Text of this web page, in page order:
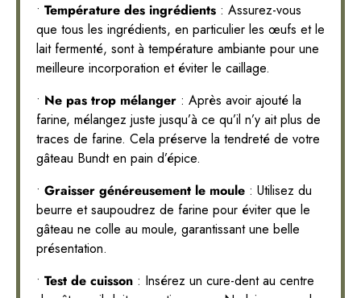
• Température des ingrédients : Assurez-vous
que tous les ingrédients, en particulier les œufs et le
lait fermenté, sont à température ambiante pour une
meilleure incorporation et éviter le caillage.
• Ne pas trop mélanger : Après avoir ajouté la
farine, mélangez juste jusqu’à ce qu’il n’y ait plus de
traces de farine. Cela préserve la tendreté de votre
gâteau Bundt en pain d’épice.
• Graisser généreusement le moule : Utilisez du
beurre et saupoudrez de farine pour éviter que le
gâteau ne colle au moule, garantissant une belle
présentation.
• Test de cuisson : Insérez un cure-dent au centre